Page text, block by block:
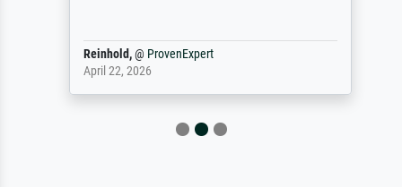
Reinhold, @ProvenExpert
April 22, 2026